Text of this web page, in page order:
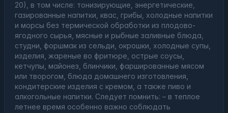
20), в том числе: тонизирующие, энергетические,
газированные напитки, квас, грибы, холодные напитки
и морсы без термической обработки из плодово-
ягодного сырья, мясные и рыбные заливные блюда,
студни, форшмак из сельди, окрошки, холодные супы,
изделия, жареные во фритюре, острые соусы,
кетчупы, майонез, блинчики, фаршированные мясом
или творогом, блюда домашнего изготовления,
кондитерские изделия с кремом, а также пиво и
алкогольные напитки. Следует помнить: – в теплое
летнее время особенно важно соблюдать